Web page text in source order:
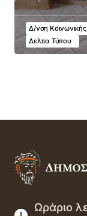
Δ/νση Κοινωνικής
Δελτία Τύπου
Ωράριο